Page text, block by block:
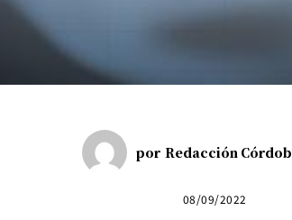
por Redacción
08/09/2022